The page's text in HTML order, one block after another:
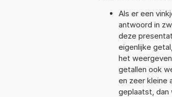
Als er een
antwoord in
deze
eigenlijke
het
getallen ook
en zeer kleine
geplaatst, dan